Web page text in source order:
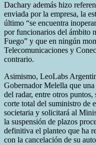
Dachary además hizo
enviada por la empresa, la
último “se encuentra
por funcionarios del ámbito
Fuego” y que en ningún
Telecomunicaciones y
contrario.
Asimismo, LeoLabs
Gobernador Melella que
del radar, entre otros
corte total del suministro de
societaria y solicitará al
la suspensión de plazos
definitiva el planteo que ha
con la cancelación de su